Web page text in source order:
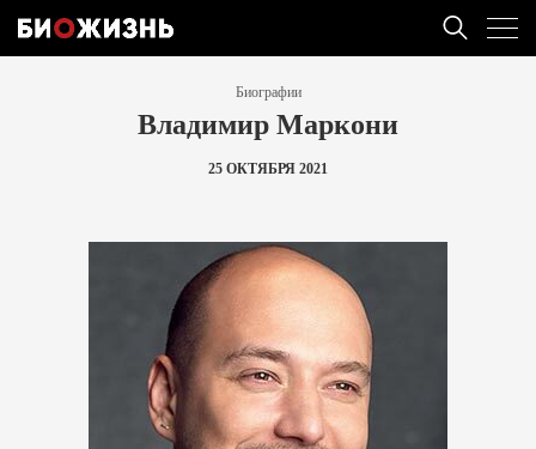
Биографии
Владимир Маркони
25 ОКТЯБРЯ 2021